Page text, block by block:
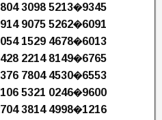
3098 5213�9345
9075 5262�6091
1529 4678�6013
2214 8149�6765
7804 4530�6553
5321 0246�9600
3814 4998�1216